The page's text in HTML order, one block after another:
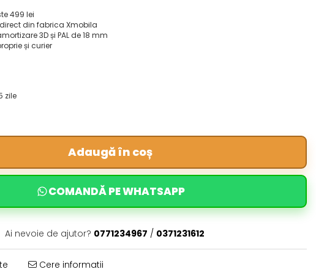
499 lei
din fabrica Xmobila
3D și PAL de 18 mm
și curier
zile
Adaugă în coș
COMANDĂ PE WHATSAPP
Ai nevoie de ajutor? 0771234967 / 0371231612
Cere informatii